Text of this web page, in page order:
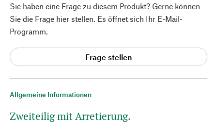
Allgemeine Informationen
Zweiteilig mit Arretierung.
Sie haben eine Frage zu diesem Produkt? Gerne können
Sie die Frage hier stellen. Es öffnet sich Ihr E-Mail-
Programm.
Frage stellen